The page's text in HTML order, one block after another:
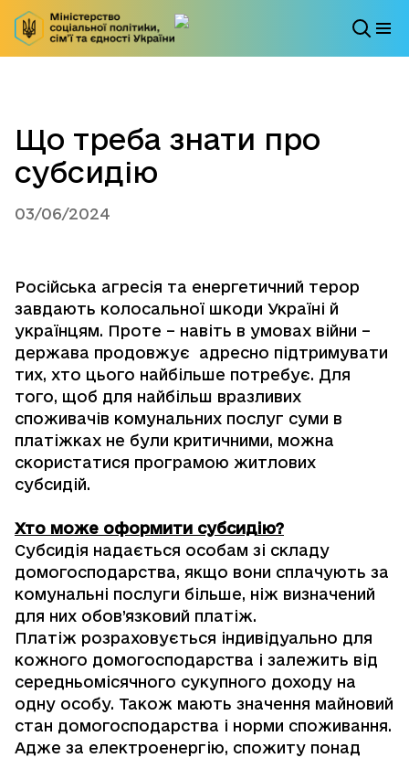
Що треба знати про
субсидію
03/06/2024
Російська агресія та енергетичний терор
завдають колосальної шкоди Україні й
українцям. Проте – навіть в умовах війни –
держава продовжує адресно підтримувати
тих, хто цього найбільше потребує. Для
того, щоб для найбільш вразливих
споживачів комунальних послуг суми в
платіжках не були критичними, можна
скористатися програмою житлових
субсидій.
Хто може оформити субсидію?
Субсидія надається особам зі складу
домогосподарства, якщо вони сплачують за
комунальні послуги більше, ніж визначений
для них обов’язковий платіж.
Платіж розраховується індивідуально для
кожного домогосподарства і залежить від
середньомісячного сукупного доходу на
одну особу. Також мають значення майновий
стан домогосподарства і норми споживання.
Адже за електроенергію, спожиту понад